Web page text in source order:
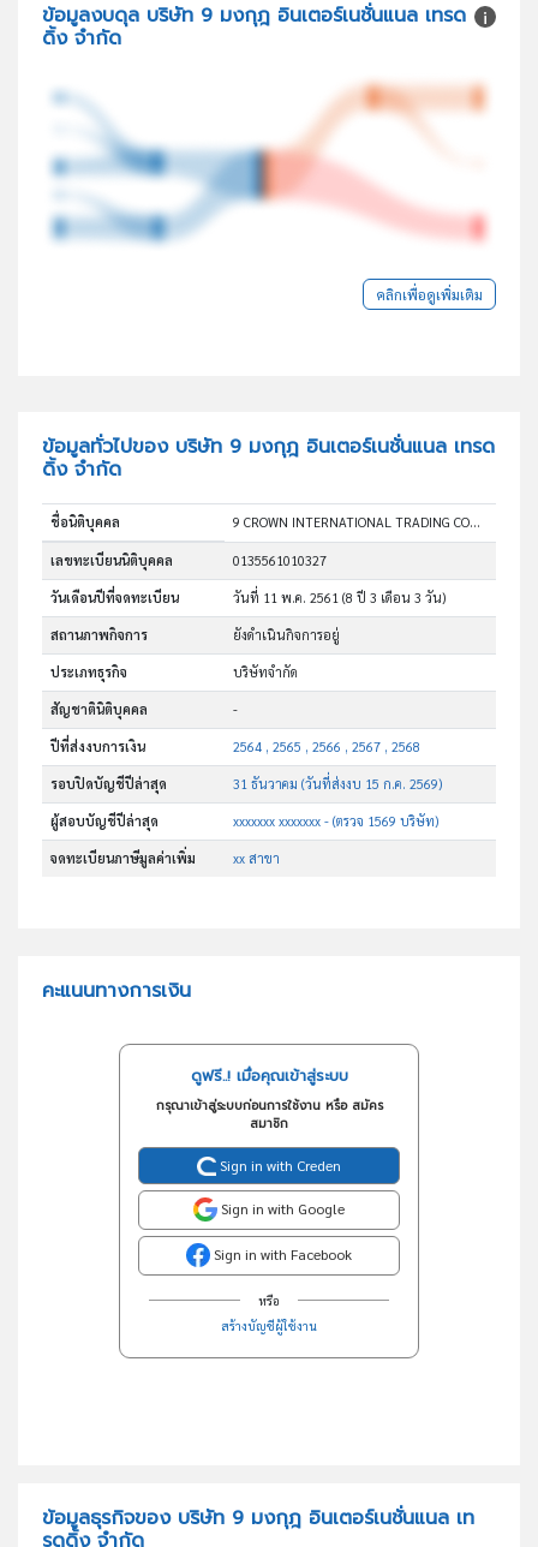
ข้อมูลงบดุล บริษัท 9 มงกุฎ อินเตอร์เนชั่นแนล เทรด
ดิ้ง จำกัด
คลิกเพื่อดูเพิ่มเติม
ข้อมูลทั่วไปของ บริษัท 9 มงกุฎ อินเตอร์เนชั่นแนล เทรด
ดิ้ง จำกัด
ชื่อนิติบุคคล 9 CROWN INTERNATIONAL TRADING COMPANY LIMITED
เลขทะเบียนนิติบุคคล 0135561010327
วันเดือนปีที่จดทะเบียน วันที่ 11 พ.ค. 2561(8 ปี 3 เดือน 3 วัน)
สถานภาพกิจการ ยังดำเนินกิจการอยู่
ประเภทธุรกิจ บริษัทจำกัด
สัญชาตินิติบุคคล -
ปีที่ส่งงบการเงิน 2564 , 2565 , 2566 , 2567 , 2568
รอบปิดบัญชีปีล่าสุด 31 ธันวาคม (วันที่ส่งงบ 15 ก.ค. 2569)
ผู้สอบบัญชีปีล่าสุด xxxxxxx xxxxxxx - (ตรวจ 1569 บริษัท)
จดทะเบียนภาษีมูลค่าเพิ่ม xx สาขา
คะแนนทางการเงิน
ดูฟรี..! เมื่อคุณเข้าสู่ระบบ
กรุณาเข้าสู่ระบบก่อนการใช้งาน หรือ สมัคร
สมาชิก
Sign in with Creden
Sign in with Google
Sign in with Facebook
หรือ
สร้างบัญชีผู้ใช้งาน
ข้อมูลธุรกิจของ บริษัท 9 มงกุฎ อินเตอร์เนชั่นแนล เท